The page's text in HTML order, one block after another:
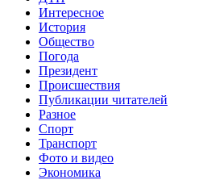
Интересное
История
Общество
Погода
Президент
Происшествия
Публикации читателей
Разное
Спорт
Транспорт
Фото и видео
Экономика